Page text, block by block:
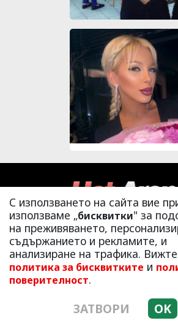
С използването на сайта вие
използваме „бисквитки" за
на преживяването,
съдържанието и рекламите, и
анализиране на трафика.
политика за бисквитките и
поверителност.
ЗАТВОРИ OK